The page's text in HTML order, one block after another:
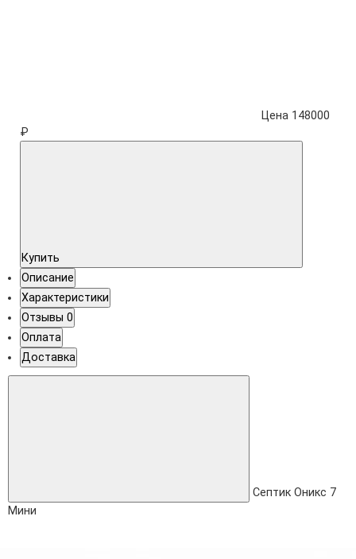
Цена 148000
₽
Купить
Описание
Характеристики
Отзывы 0
Оплата
Доставка
Септик Оникс 7
Мини